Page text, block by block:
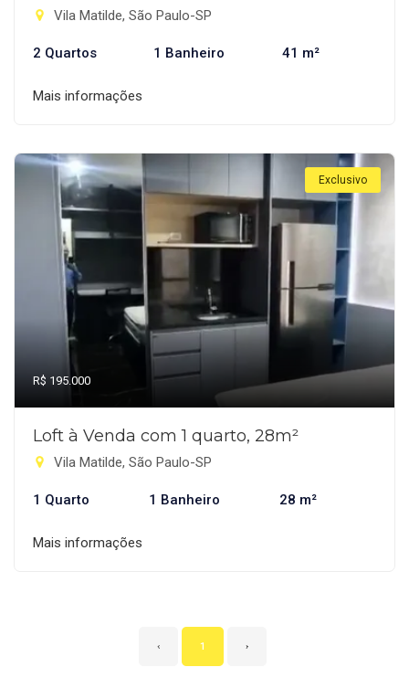
Vila Matilde, São Paulo-SP
2 Quartos 1 Banheiro 41 m²
Mais informações
Exclusivo
R$ 195.000
Loft à Venda com 1 quarto, 28m²
Vila Matilde, São Paulo-SP
1 Quarto 1 Banheiro 28 m²
Mais informações
‹ 1 ›